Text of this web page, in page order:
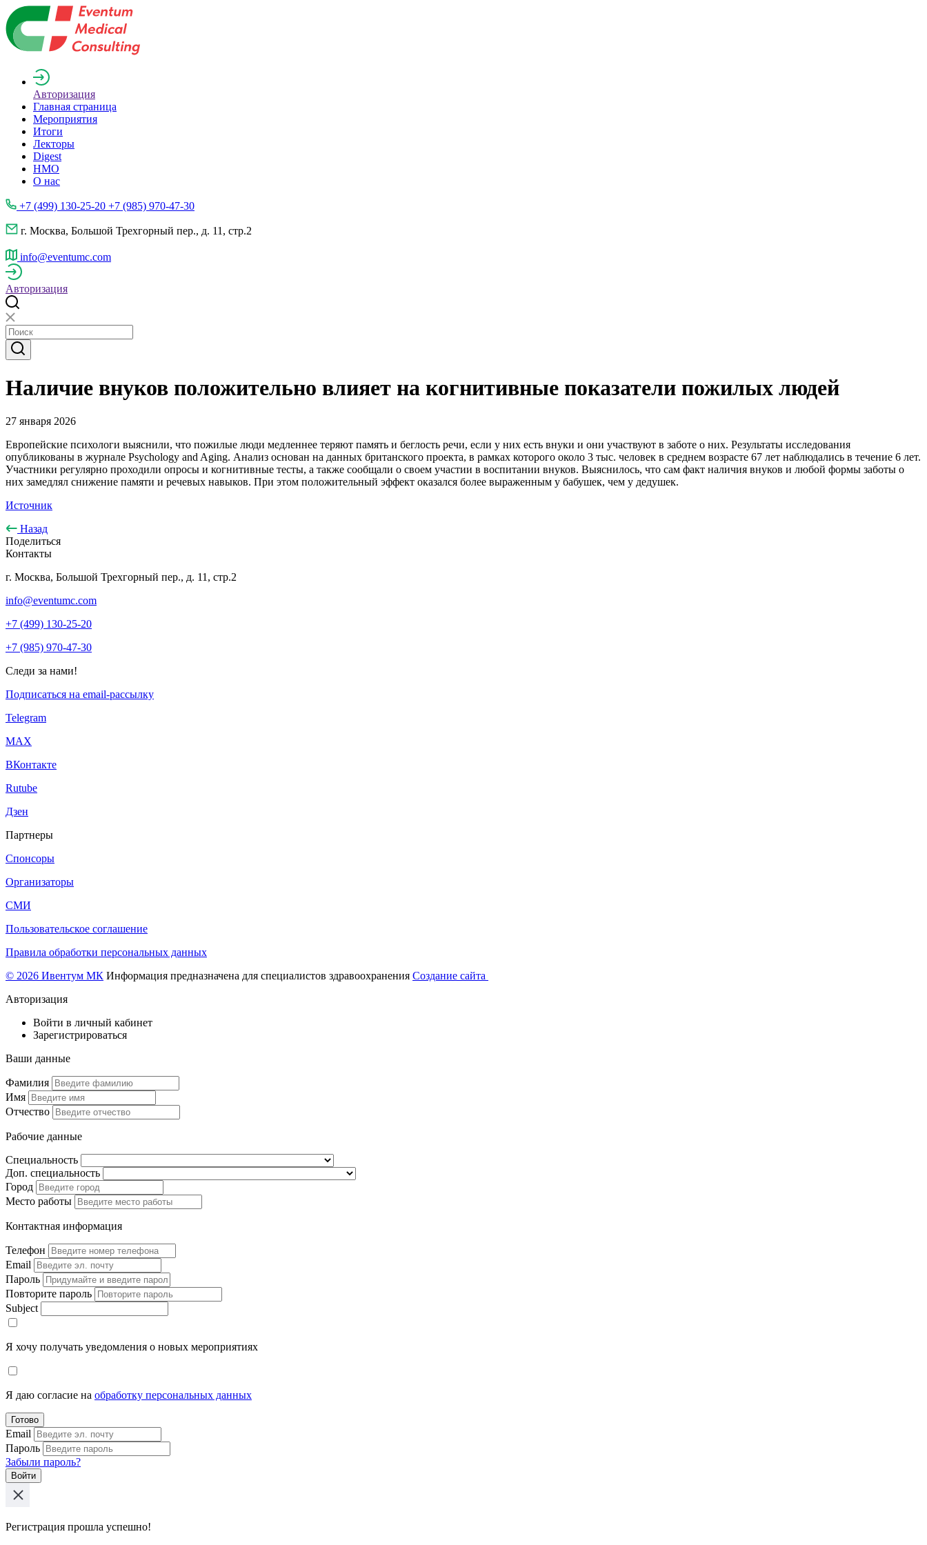
Авторизация
Главная страница
Мероприятия
Итоги
Лекторы
Digest
НМО
О нас
+7 (499) 130-25-20 +7 (985) 970-47-30
г. Москва, Большой Трехгорный пер., д. 11, стр.2
info@eventumc.com
Авторизация
Наличие внуков положительно влияет на когнитивные показатели пожилых людей
27 января 2026
Европейские психологи выяснили, что пожилые люди медленнее теряют память и беглость речи, если у них есть внуки и они участвуют в заботе о них. Результаты исследования
опубликованы в журнале Psychology and Aging. Анализ основан на данных британского проекта, в рамках которого около 3 тыс. человек в среднем возрасте 67 лет наблюдались в течение 6 лет.
Участники регулярно проходили опросы и когнитивные тесты, а также сообщали о своем участии в воспитании внуков. Выяснилось, что сам факт наличия внуков и любой формы заботы о
них замедлял снижение памяти и речевых навыков. При этом положительный эффект оказался более выраженным у бабушек, чем у дедушек.
Источник
Назад
Поделиться
Контакты
г. Москва, Большой Трехгорный пер., д. 11, стр.2
info@eventumc.com
+7 (499) 130-25-20
+7 (985) 970-47-30
Следи за нами!
Подписаться на email-рассылку
Telegram
МАХ
ВКонтакте
Rutube
Дзен
Партнеры
Спонсоры
Организаторы
СМИ
Пользовательское соглашение
Правила обработки персональных данных
© 2026 Ивентум МК Информация предназначена для специалистов здравоохранения Создание сайта
Авторизация
Войти в личный кабинет
Зарегистрироваться
Ваши данные
Фамилия
Имя
Отчество
Рабочие данные
Специальность
Доп. специальность
Город
Место работы
Контактная информация
Телефон
Email
Пароль
Повторите пароль
Subject
Я хочу получать уведомления о новых мероприятиях
Я даю согласие на обработку персональных данных
Готово
Email
Пароль
Забыли пароль?
Войти
Регистрация прошла успешно!